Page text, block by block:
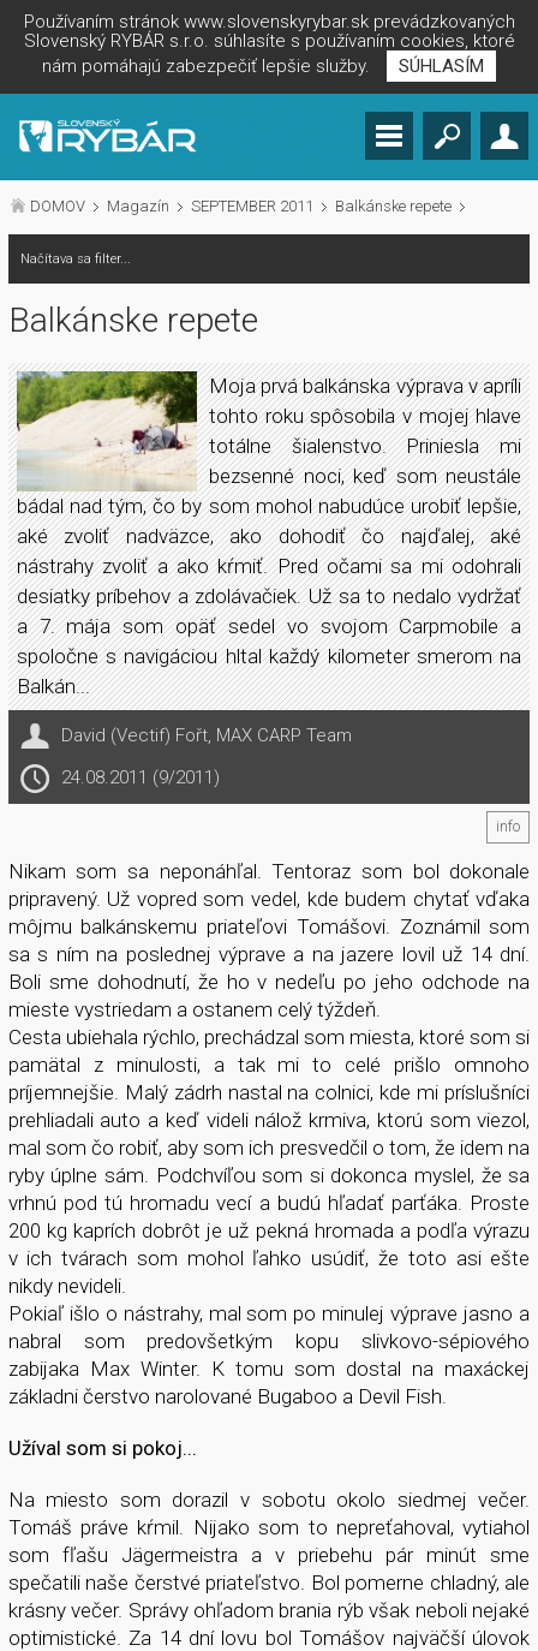
Používaním stránok www.slovenskyrybar.sk prevádzkovaných
Slovenský RYBÁR s.r.o. súhlasíte s používaním cookies, ktoré
nám pomáhajú zabezpečiť lepšie služby.
SÚHLASÍM
DOMOV Magazín SEPTEMBER 2011 Balkánske repete
Načítava sa filter...
Balkánske repete
Moja prvá balkánska výprava v apríli
tohto roku spôsobila v mojej hlave
totálne šialenstvo. Priniesla mi
bezsenné noci, keď som neustále
bádal nad tým, čo by som mohol nabudúce urobiť lepšie,
aké zvoliť nadväzce, ako dohodiť čo najďalej, aké
nástrahy zvoliť a ako kŕmiť. Pred očami sa mi odohrali
desiatky príbehov a zdolávačiek. Už sa to nedalo vydržať
a 7. mája som opäť sedel vo svojom Carpmobile a
spoločne s navigáciou hltal každý kilometer smerom na
Balkán...
David (Vectif) Fořt, MAX CARP Team
24.08.2011 (9/2011)
info
Nikam som sa neponáhľal. Tentoraz som bol dokonale
pripravený. Už vopred som vedel, kde budem chytať vďaka
môjmu balkánskemu priateľovi Tomášovi. Zoznámil som
sa s ním na poslednej výprave a na jazere lovil už 14 dní.
Boli sme dohodnutí, že ho v nedeľu po jeho odchode na
mieste vystriedam a ostanem celý týždeň.
Cesta ubiehala rýchlo, prechádzal som miesta, ktoré som si
pamätal z minulosti, a tak mi to celé prišlo omnoho
príjemnejšie. Malý zádrh nastal na colnici, kde mi príslušníci
prehliadali auto a keď videli nálož krmiva, ktorú som viezol,
mal som čo robiť, aby som ich presvedčil o tom, že idem na
ryby úplne sám. Podchvíľou som si dokonca myslel, že sa
vrhnú pod tú hromadu vecí a budú hľadať parťáka. Proste
200 kg kaprích dobrôt je už pekná hromada a podľa výrazu
v ich tvárach som mohol ľahko usúdiť, že toto asi ešte
nikdy nevideli.
Pokiaľ išlo o nástrahy, mal som po minulej výprave jasno a
nabral som predovšetkým kopu slivkovo-sépiového
zabijaka Max Winter. K tomu som dostal na maxáckej
základni čerstvo narolované Bugaboo a Devil Fish.
Užíval som si pokoj...
Na miesto som dorazil v sobotu okolo siedmej večer.
Tomáš práve kŕmil. Nijako som to nepreťahoval, vytiahol
som fľašu Jägermeistra a v priebehu pár minút sme
spečatili naše čerstvé priateľstvo. Bol pomerne chladný, ale
krásny večer. Správy ohľadom brania rýb však neboli nejaké
optimistické. Za 14 dní lovu bol Tomášov najväčší úlovok